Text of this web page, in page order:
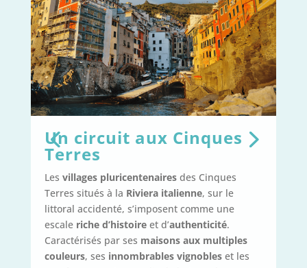
Un circuit aux Cinques
Terres
Les villages pluricentenairesdes Cinques
Terres situés à la Riviera italienne, sur le
littoral accidenté, s’imposent comme une
escale riche d’histoireet d’authenticité.
Caractérisés par ses maisons aux multiples
couleurs, ses innombrables vignobleset les